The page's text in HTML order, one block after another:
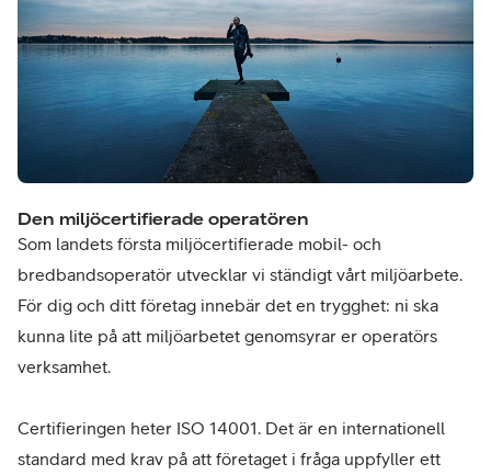
Den miljöcertifierade operatören
Som landets första miljöcertifierade mobil- och
bredbandsoperatör utvecklar vi ständigt vårt miljöarbete.
För dig och ditt företag innebär det en trygghet: ni ska
kunna lite på att miljöarbetet genomsyrar er operatörs
verksamhet.
Certifieringen heter ISO 14001. Det är en internationell
standard med krav på att företaget i fråga uppfyller ett